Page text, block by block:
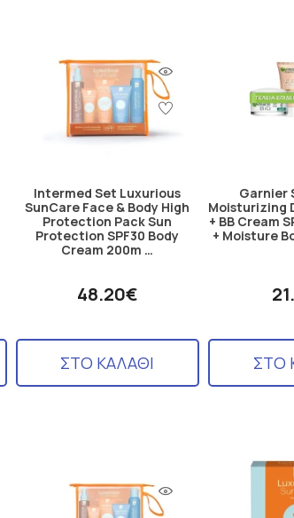
Intermed Set Luxurious
SunCare Face & Body High
Protection Pack Sun
Protection SPF30 Body
Cream 200m …
48.20€
ΣΤΟ ΚΑΛΑΘΙ
Garnier
Moisturizing
+ BB Cream
+ Moisture
ΣΤΟ